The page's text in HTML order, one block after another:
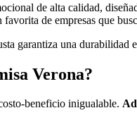
de alta calidad,
favorita de empresas que
garantiza una durabilidad
Verona?
beneficio inigualable.